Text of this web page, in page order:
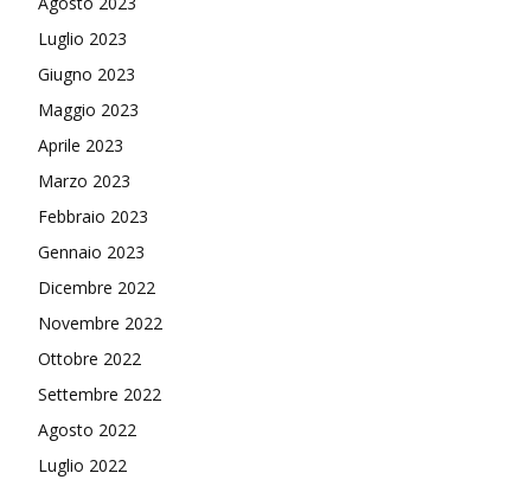
Luglio 2023
Giugno 2023
Maggio 2023
Aprile 2023
Marzo 2023
Febbraio 2023
Gennaio 2023
Dicembre 2022
Novembre 2022
Ottobre 2022
Settembre 2022
Agosto 2022
Luglio 2022